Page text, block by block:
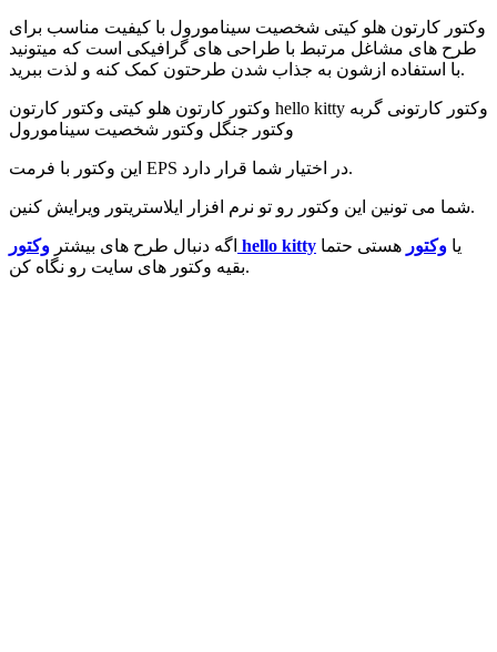
وکتور کارتون هلو کیتی شخصیت سینامورول با کیفیت مناسب برای
طرح های مشاغل مرتبط با طراحی های گرافیکی است که میتونید
با استفاده ازشون به جذاب شدن طرحتون کمک کنه و لذت ببرید.
وکتور کارتون هلو کیتی وکتور کارتون hello kitty وکتور کارتونی گربه
وکتور جنگل وکتور شخصیت سینامورول
این وکتور با فرمت EPS در اختیار شما قرار دارد.
شما می تونین این وکتور رو تو نرم افزار ایلاستریتور ویرایش کنین.
اگه دنبال طرح های بیشتر وکتور hello kitty یا وکتور هستی حتما
بقیه وکتور های سایت رو نگاه کن.